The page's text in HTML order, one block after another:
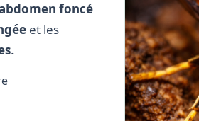
foncé
et les
.